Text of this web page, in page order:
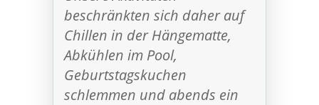
beschränkten sich daher auf
Chillen in der Hängematte,
Abkühlen im Pool,
Geburtstagskuchen
schlemmen und abends ein